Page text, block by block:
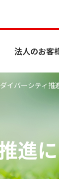
に
のメリット
更手続き
法人のお客
ィット・
点
課題）
キャピタルのホーム
ダイバーシティ推
進
へ
につ
のメリット
更手続き
ィット・
点
課題）